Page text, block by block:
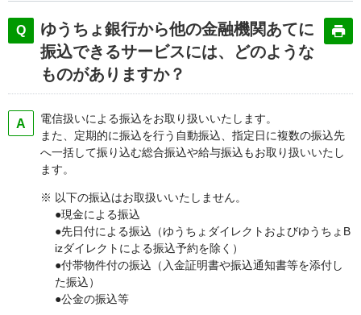
ゆうちょ銀行から他の金融機関あてに
振込できるサービスには、どのような
ものがありますか？
電信扱いによる振込をお取り扱いいたします。
また、定期的に振込を行う自動振込、指定日に複数の振込先
へ一括して振り込む総合振込や給与振込もお取り扱いいたし
ます。
※ 以下の振込はお取扱いいたしません。
●現金による振込
●先日付による振込（ゆうちょダイレクトおよびゆうちょB
izダイレクトによる振込予約を除く）
●付帯物件付の振込（入金証明書や振込通知書等を添付し
た振込）
●公金の振込等